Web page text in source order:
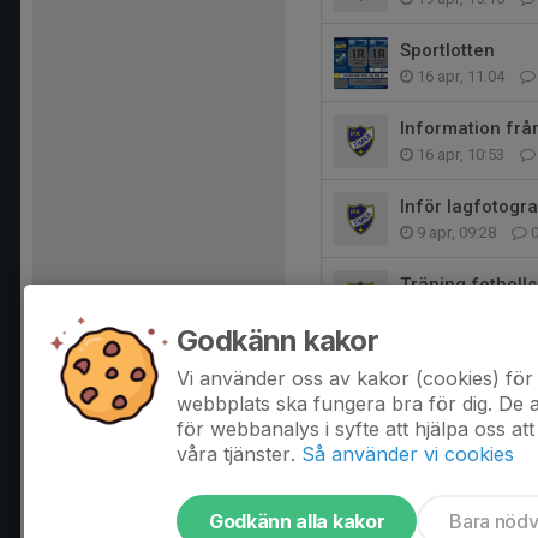
Sportlotten
16 apr, 11:04
Information
16 apr, 10:53
Inför
9 apr, 09:28 0
Träning
8 feb, 16:45
Godkänn kakor
Vi använder oss av kakor (cookies)
webbplats ska fungera bra för dig. De
för webbanalys i syfte att hjälpa oss
våra tjänster. Så använder vi cookies
Godkänn alla kakor Bara